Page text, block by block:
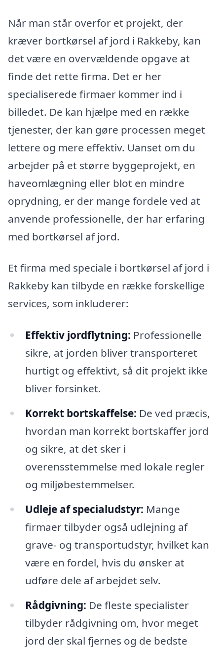
Når man står overfor et projekt, der
kræver bortkørsel af jord i Rakkeby, kan
det være en overvældende opgave at
finde det rette firma. Det er her
specialiserede firmaer kommer ind i
billedet. De kan hjælpe med en række
tjenester, der kan gøre processen meget
lettere og mere effektiv. Uanset om du
arbejder på et større byggeprojekt, en
haveomlægning eller blot en mindre
oprydning, er der mange fordele ved at
anvende professionelle, der har erfaring
med bortkørsel af jord.
Et firma med speciale i bortkørsel af jord i
Rakkeby kan tilbyde en række forskellige
services, som inkluderer:
Effektiv jordflytning: Professionelle
sikre, at jorden bliver transporteret
hurtigt og effektivt, så dit projekt ikke
bliver forsinket.
Korrekt bortskaffelse: De ved præcis,
hvordan man korrekt bortskaffer jord
og sikre, at det sker i
overensstemmelse med lokale regler
og miljøbestemmelser.
Udleje af specialudstyr: Mange
firmaer tilbyder også udlejning af
grave- og transportudstyr, hvilket kan
være en fordel, hvis du ønsker at
udføre dele af arbejdet selv.
Rådgivning: De fleste specialister
tilbyder rådgivning om, hvor meget
jord der skal fjernes og de bedste